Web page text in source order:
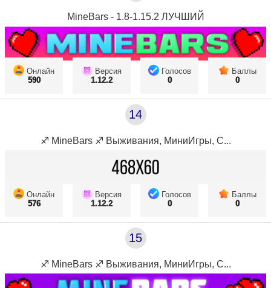
MineBars - 1.8-1.15.2 ЛУЧШИЙ
Онлайн
590
Версия
1.12.2
Голосов
0
Баллы
0
14
♐ MineBars ♐ Выживания, МиниИгры, С...
Онлайн
576
Версия
1.12.2
Голосов
0
Баллы
0
15
♐ MineBars ♐ Выживания, МиниИгры, С...